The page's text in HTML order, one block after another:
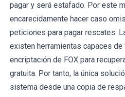
pagar y será estafado. Por este
encarecidamente hacer caso
peticiones para pagar rescates.
existen herramientas capaces de
encriptación de FOX para
gratuita. Por tanto, la única
sistema desde una copia de